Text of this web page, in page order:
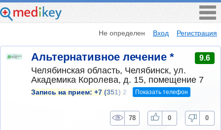
Не определен Вход Регистрация
Альтернативное лечение * 9.6
Челябинская область, Челябинск, ул.
Академика Королева, д. 15, помещение 7
Запись на прием: +7 (351) 2 Показать телефон
78 0 0